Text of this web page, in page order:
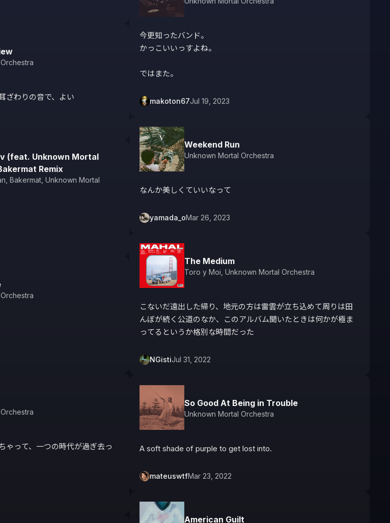
ざわりの音で、よい
(feat. Unknown Mortal
Remix
Bakermat Unknown Mortal
ゃって、一つの時代が過ぎ去っ
今更知ったバンド。
かっこいいっすよね。
ではまた。
makoton67Jul 19, 2023
Weekend Run
Unknown Mortal Orchestra
なんか美しくていいなって
yamada_oMar 26, 2023
The Medium
Toro y Moi Unknown Mortal Orchestra
こないだ遠出した帰り、地元の方は雷雲が立ち込めて周りは田
んぼが続く公道のなか、このアルバム聞いたときは何かが極ま
ってるというか格別な時間だった
NGistiJul 31, 2022
So Good At Being in Trouble
Unknown Mortal Orchestra
mateuswtfMar 23, 2022
American Guilt